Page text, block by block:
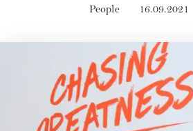
People 16.09.2021